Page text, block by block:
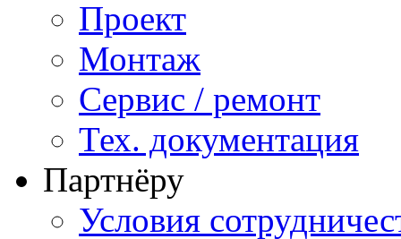
Проект
Монтаж
Сервис / ремонт
Тех. документация
Партнёру
Условия